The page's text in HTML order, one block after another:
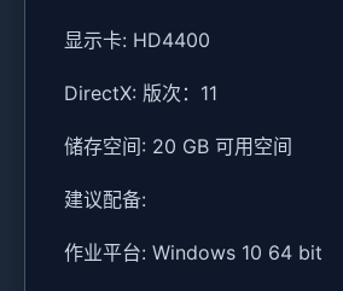
显示卡: HD4400
DirectX: 版次：11
储存空间: 20 GB 可用空间
建议配备:
作业平台: Windows 10 64 bit